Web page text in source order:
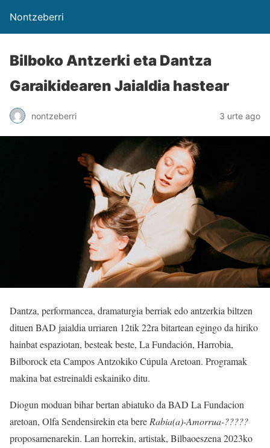
Nontzeberri
Bilboko Antzerki eta Dantza
Garaikidearen Jaialdia hastear
nontzeberri 3 urte ago
Dantza, performancea, dramaturgia berriak edo antzerkia biltzen
dituen BAD jaialdia urriaren 12tik 22ra bitartean egingo da hiriko
hainbat espaziotan, besteak beste, La Fundación, Harrobia,
Bilborock eta Campos Antzokiko Cúpula Aretoan. Programak
makina bat estreinaldi eskainiko ditu.
Diogun moduan bihar bertan abiatuko da BAD La Fundacion
aretoan, Olfa Sendensirekin eta bereRabia(a)-Amorrua-?????
proposamenarekin. Lan horrekin, artistak, Bilbaoeszena 2023ko